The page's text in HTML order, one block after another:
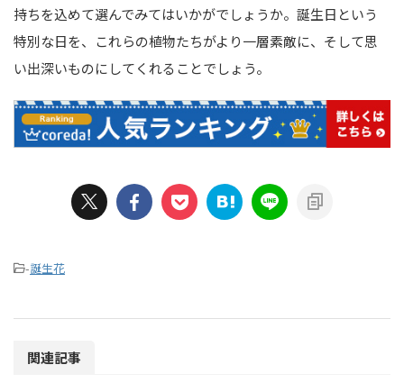
持ちを込めて選んでみてはいかがでしょうか。誕生日という
特別な日を、これらの植物たちがより一層素敵に、そして思
い出深いものにしてくれることでしょう。
-誕生花
関連記事